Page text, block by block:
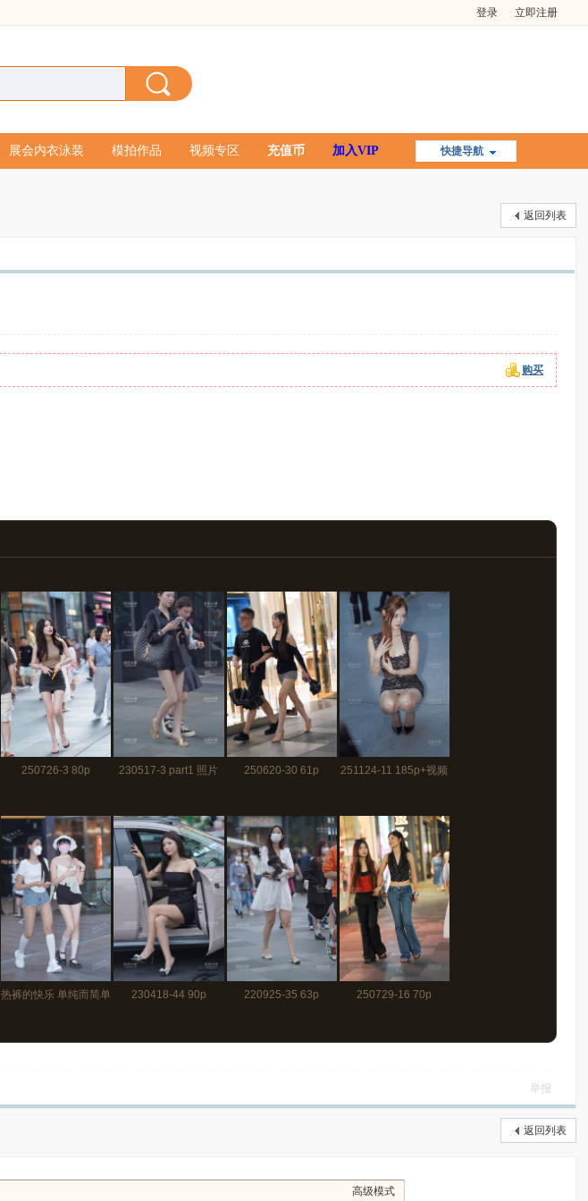
登录 立即注册
快捷导航
展会内衣泳装 模拍作品 视频专区 充值币 加入VIP
返回列表
购买
250726-3 80p 230517-3 part1 照片 250620-30 61p 251124-11 185p+视频
热裤的快乐 单纯而简单 230418-44 90p 220925-35 63p 250729-16 70p
举报
返回列表
高级模式